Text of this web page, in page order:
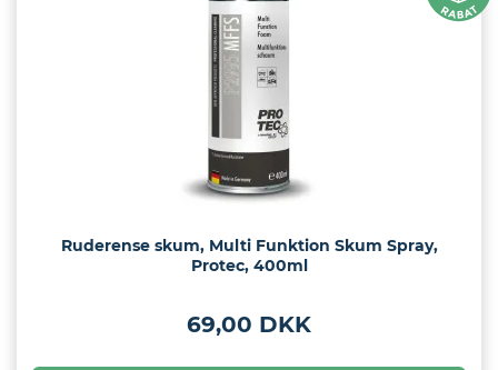
Ruderense skum, Multi Funktion Skum Spray,
Protec, 400ml
69,00 DKK